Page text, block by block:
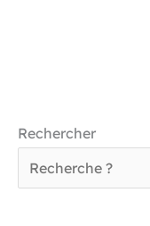
Rechercher